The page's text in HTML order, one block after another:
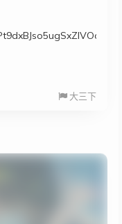
大三下